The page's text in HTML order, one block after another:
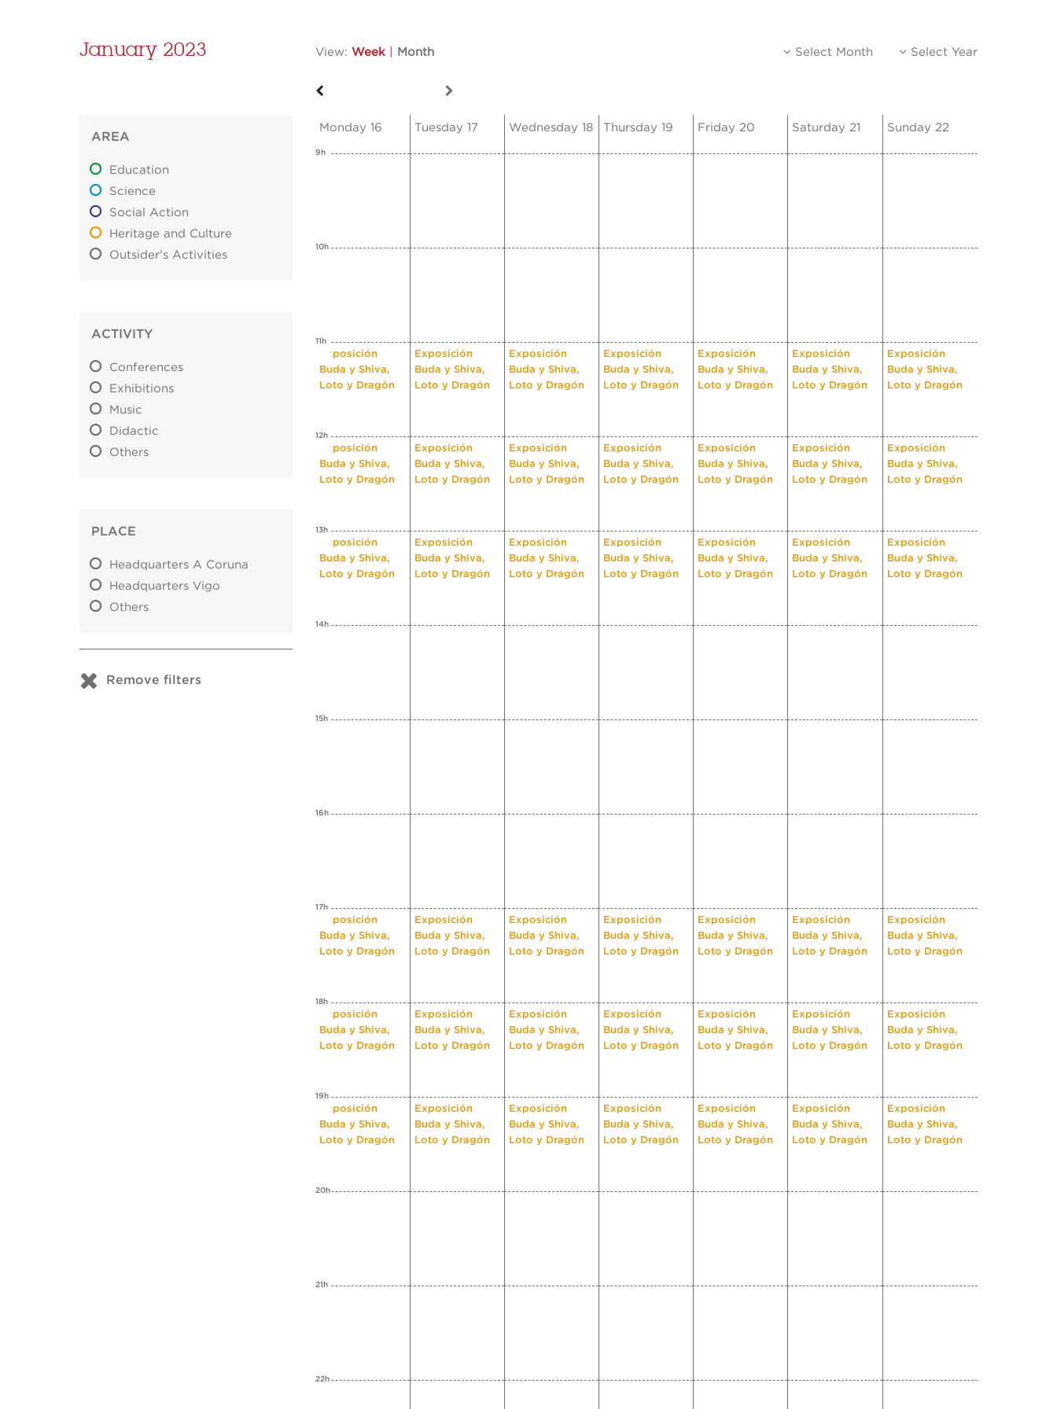
January 2023 View: Week Month Select Month Select Year
AREA
Education
Science
Social Action
Heritage and Culture
Outsider's Activities
ACTIVITY
Conferences
Exhibitions
Music
Didactic
Others
PLACE
Headquarters A Coruna
Headquarters Vigo
Others
Remove filters
Monday 16 Tuesday 17 Wednesday 18 Thursday 19 Friday 20 Saturday 21 Sunday 22
9h
10h
11h
Exposición
Buda y Shiva,
Loto y Dragón
Exposición
Buda y Shiva,
Loto y Dragón
Exposición
Buda y Shiva,
Loto y Dragón
Exposición
Buda y Shiva,
Loto y Dragón
Exposición
Buda y Shiva,
Loto y Dragón
Exposición
Buda y Shiva,
Loto y Dragón
Exposición
Buda y Shiva,
Loto y Dragón
12h
Exposición
Buda y Shiva,
Loto y Dragón
Exposición
Buda y Shiva,
Loto y Dragón
Exposición
Buda y Shiva,
Loto y Dragón
Exposición
Buda y Shiva,
Loto y Dragón
Exposición
Buda y Shiva,
Loto y Dragón
Exposición
Buda y Shiva,
Loto y Dragón
Exposición
Buda y Shiva,
Loto y Dragón
13h
Exposición
Buda y Shiva,
Loto y Dragón
Exposición
Buda y Shiva,
Loto y Dragón
Exposición
Buda y Shiva,
Loto y Dragón
Exposición
Buda y Shiva,
Loto y Dragón
Exposición
Buda y Shiva,
Loto y Dragón
Exposición
Buda y Shiva,
Loto y Dragón
Exposición
Buda y Shiva,
Loto y Dragón
14h
15h
16h
17h
Exposición
Buda y Shiva,
Loto y Dragón
Exposición
Buda y Shiva,
Loto y Dragón
Exposición
Buda y Shiva,
Loto y Dragón
Exposición
Buda y Shiva,
Loto y Dragón
Exposición
Buda y Shiva,
Loto y Dragón
Exposición
Buda y Shiva,
Loto y Dragón
Exposición
Buda y Shiva,
Loto y Dragón
18h
Exposición
Buda y Shiva,
Loto y Dragón
Exposición
Buda y Shiva,
Loto y Dragón
Exposición
Buda y Shiva,
Loto y Dragón
Exposición
Buda y Shiva,
Loto y Dragón
Exposición
Buda y Shiva,
Loto y Dragón
Exposición
Buda y Shiva,
Loto y Dragón
Exposición
Buda y Shiva,
Loto y Dragón
19h
Exposición
Buda y Shiva,
Loto y Dragón
Exposición
Buda y Shiva,
Loto y Dragón
Exposición
Buda y Shiva,
Loto y Dragón
Exposición
Buda y Shiva,
Loto y Dragón
Exposición
Buda y Shiva,
Loto y Dragón
Exposición
Buda y Shiva,
Loto y Dragón
Exposición
Buda y Shiva,
Loto y Dragón
20h
21h
22h